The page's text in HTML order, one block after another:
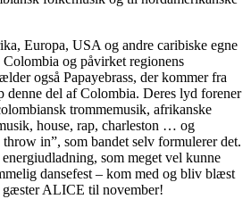
Europa, USA og andre caribiske egne
og påvirket regionens
også Papayebrass, der kommer fra
denne del af Colombia. Deres lyd forener
trommemusik, afrikanske
house, rap, charleston … og
in”, som bandet selv formulerer det.
som meget vel kunne
dansefest – kom med og bliv blæst
gæster ALICE til november!